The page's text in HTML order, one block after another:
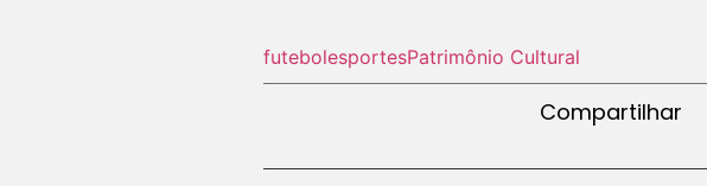
futebolesportesPatrimônio Cultural
Compartilhar